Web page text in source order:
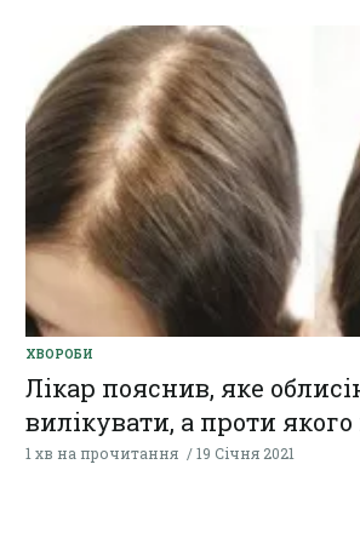
ХВОРОБИ
Лікар пояснив, яке
вилікувати, а проти
1 хв на прочитання 19 Січня 2021